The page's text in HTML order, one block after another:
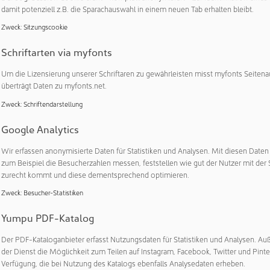
ein qualitätskritischer Prozessschritt ist, der maßgeblich
Belastungen beiträgt und damit Produktqualität sowie
Die Reinraum‑Personalschleuse ermöglicht
das praxisnahe Training wesentlicher
gemäß Richtlinien und der Bewertung des
das Monitoring von Schwebstoffen im Ruhezustand und im
von Keimbelastungen sowie das
unter Berücksichtigung von Bekleidungskonzepten,
und Schulungsanforderungen.
Ausbildung erfolgt eine gezielte Vorbereitung auf
wovon Studierende und Kooperationsunternehmen
wird gezielt in die Ausbildung qualifizierter
wodurch diese schnell produktiv in pharmazeutische
Studiengangsleiter des Master-Studiengangs
bedankte sich bei allen Mitwirkenden und den
Personalschleuse erst ermöglicht haben. Ein Projekt
damit potenziell z.B. die Sparachauswahl in einem neuen Tab erhalten bleibt.
Zweck: Sitzungscookie
Schriftarten via myfonts
Um die Lizensierung unserer Schriftaren zu gewährleisten misst myfonts
überträgt Daten zu myfonts.net.
Zweck: Schriftendarstellung
Google Analytics
Wir erfassen anonymisierte Daten für Statistiken und Analysen. Mit diesen
zum Beispiel die Besucherzahlen messen, feststellen wie gut der Nutzer mit der
zurecht kommt und diese dementsprechend optimieren.
Zweck: Besucher-Statistiken
Yumpu PDF-Katalog
Der PDF-Kataloganbieter erfasst Nutzungsdaten für Statistiken und Analysen.
der Dienst die Möglichkeit zum Teilen auf Instagram, Facebook, Twitter und
Verfügung, die bei Nutzung des Katalogs ebenfalls Analysedaten erheben.